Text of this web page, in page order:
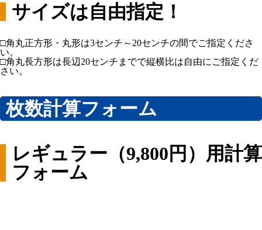
サイズは自由指定！
□角丸正方形・丸形は3センチ～20センチの間でご指定くださ
い。
□角丸長方形は長辺20センチまでで縦横比は自由にご指定くだ
さい。
枚数計算フォーム
レギュラー（9,800円）用計算
フォーム